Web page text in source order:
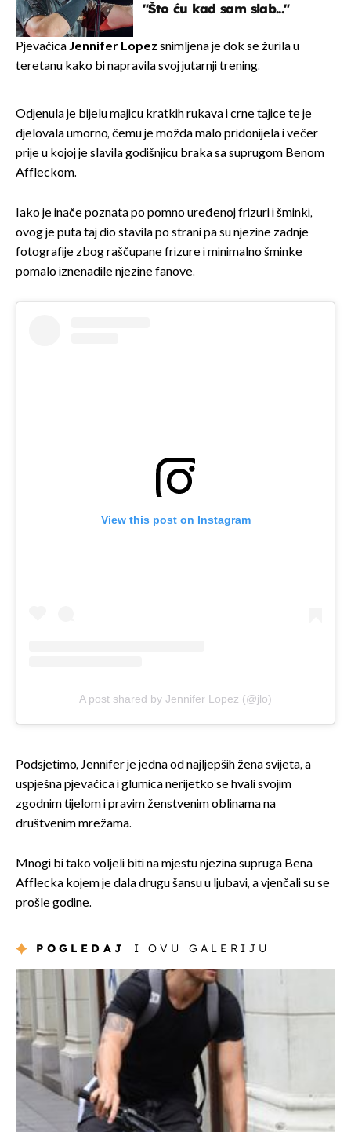
"Što ću kad sam slab..."
PjevačicaJennifer Lopez snimljena je dok se žurila u
teretanu kako bi napravila svoj jutarnji trening.
Odjenula je bijelu majicu kratkih rukava i crne tajice te je
djelovala umorno, čemu je možda malo pridonijela i večer
prije u kojoj je slavila godišnjicu braka sa suprugom Benom
Affleckom.
Iako je inače poznata po pomno uređenoj frizuri i šminki,
ovog je puta taj dio stavila po strani pa su njezine zadnje
fotografije zbog raščupane frizure i minimalno šminke
pomalo iznenadile njezine fanove.
View this post on Instagram
A post shared by Jennifer Lopez (@jlo)
Podsjetimo, Jennifer je jedna od najljepših žena svijeta, a
uspješna pjevačica i glumica nerijetko se hvali svojim
zgodnim tijelom i pravim ženstvenim oblinama na
društvenim mrežama.
Mnogi bi tako voljeli biti na mjestu njezina supruga Bena
Afflecka kojem je dala drugu šansu u ljubavi, a vjenčali su se
prošle godine.
POGLEDAJ I OVU GALERIJU